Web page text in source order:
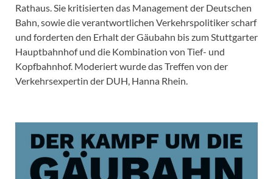
Rathaus. Sie kritisierten das Management der Deutschen
Bahn, sowie die verantwortlichen Verkehrspolitiker scharf
und forderten den Erhalt der Gäubahn bis zum Stuttgarter
Hauptbahnhof und die Kombination von Tief- und
Kopfbahnhof. Moderiert wurde das Treffen von der
Verkehrsexpertin der DUH, Hanna Rhein.